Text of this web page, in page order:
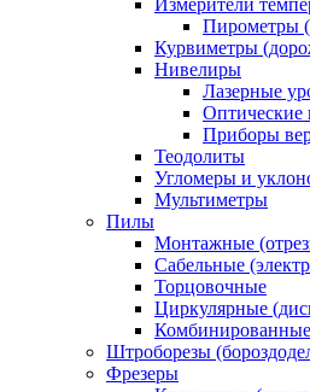
Измерители
Пирометры
Курвиметры
Нивелиры
Лазерные
Оптические
Приборы
Теодолиты
Угломеры и
Мультиметры
Пилы
Монтажные
Сабельные
Торцовочные
Циркулярные
Штроборезы
Фрезеры